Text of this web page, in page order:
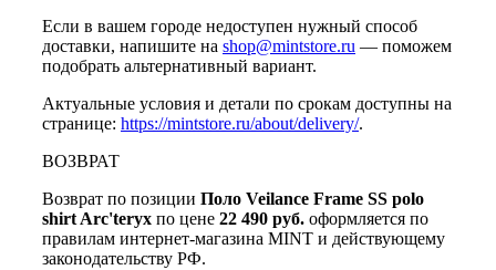
Если в вашем городе недоступен нужный способ
доставки, напишите на shop@mintstore.ru — поможем
подобрать альтернативный вариант.
Актуальные условия и детали по срокам доступны на
странице: https://mintstore.ru/about/delivery/.
ВОЗВРАТ
Возврат по позиции Поло Veilance Frame SS polo
shirt Arc'teryx по цене 22 490 руб. оформляется по
правилам интернет-магазина MINT и действующему
законодательству РФ.